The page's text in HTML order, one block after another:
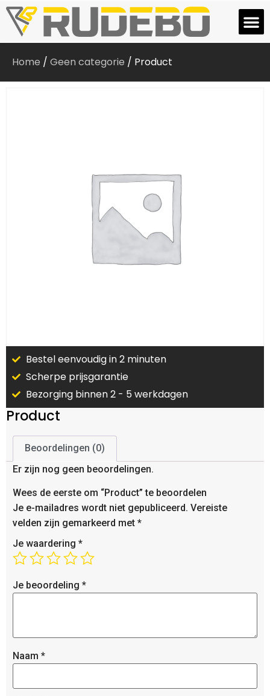
Home / Geen categorie / Product
Bestel eenvoudig in 2 minuten
Scherpe prijsgarantie
Bezorging binnen 2 - 5 werkdagen
Product
Beoordelingen (0)
Er zijn nog geen beoordelingen.
Wees de eerste om “Product” te beoordelen
Je e-mailadres wordt niet gepubliceerd. Vereiste
velden zijn gemarkeerd met *
Je waardering *
Je beoordeling *
Naam *